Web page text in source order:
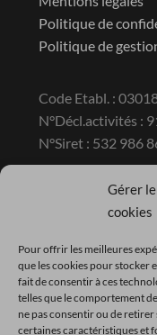
Gérer
cookies
Pour offrir les meilleures
que les cookies pour stocker
fait de consentir à ces
telles que le comportement
ne pas consentir ou de
certaines caractéristiques et
Politique de
Politique de
Code Etabl. :
N°Décl.activités :
N°Siret : 532 986
Contact
Ecole privée hors
COACHING
ZAC de la
30380 ST